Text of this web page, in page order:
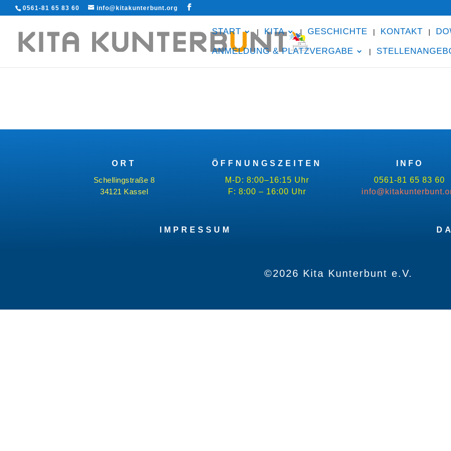
0561-81 65 83 60 info@kitakunterbunt.org
START KITA GESCHICHTE KONTAKT
ANMELDUNG & PLATZVERGABE
ORT
Schellingstraße 8
34121 Kassel
ÖFFNUNGSZEITEN
M-D: 8:00–16:15 Uhr
F: 8:00 – 16:00 Uhr
INFO
0561-81 65 83 60
IMPRESSUM
©2026 Kita Kunterbunt e.V.